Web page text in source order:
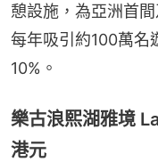
憩設施，為亞洲首
每年吸引約100萬名
10%。
樂古浪熙湖雅境
港元